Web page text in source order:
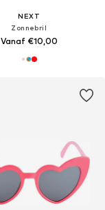
NEXT
Zonnebril
Vanaf €10,00